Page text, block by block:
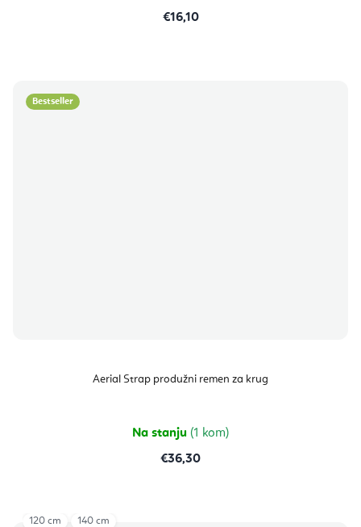
€16,10
Bestseller
Aerial Strap produžni remen za krug
Na stanju (1 kom)
€36,30
120 cm 140 cm